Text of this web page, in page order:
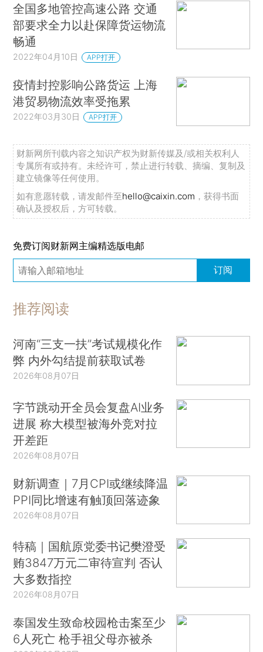
全国多地管控高速公路 交通
部要求全力以赴保障货运物流
畅通
2022年04月10日 APP打开
疫情封控影响公路货运 上海
港贸易物流效率受拖累
2022年03月30日 APP打开
财新网所刊载内容之知识产权为财新传媒及/或相关权利人
专属所有或持有。未经许可，禁止进行转载、摘编、复制及
建立镜像等任何使用。
如有意愿转载，请发邮件至hello@caixin.com ，获得书面
确认及授权后，方可转载。
免费订阅财新网主编精选版电邮
订阅
推荐阅读
河南“三支一扶”考试规模化作
弊 内外勾结提前获取试卷
2026年08月07日
字节跳动开全员会复盘AI业务
进展 称大模型被海外竞对拉
开差距
2026年08月07日
财新调查｜7月CPI或继续降温
PPI同比增速有触顶回落迹象
2026年08月07日
特稿｜国航原党委书记樊澄受
贿3847万元二审待宣判 否认
大多数指控
2026年08月07日
泰国发生致命校园枪击案至少
6人死亡 枪手祖父母亦被杀